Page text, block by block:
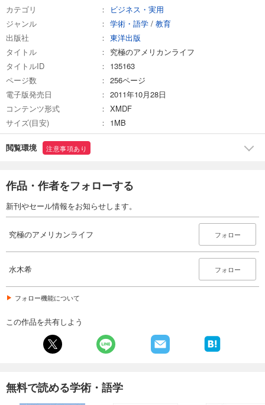
カテゴリ
ビジネス・実用
ジャンル
学術・語学 / 教育
出版社
東洋出版
タイトル
究極のアメリカンライフ
タイトルID
135163
ページ数
256ページ
電子版発売日
2011年10月28日
コンテンツ形式
XMDF
サイズ(目安)
1MB
閲覧環境 注意事項あり
作品・作者をフォローする
新刊やセール情報をお知らせします。
究極のアメリカンライフ フォロー
水木希 フォロー
フォロー機能について
この作品を共有しよう
無料で読める学術・語学